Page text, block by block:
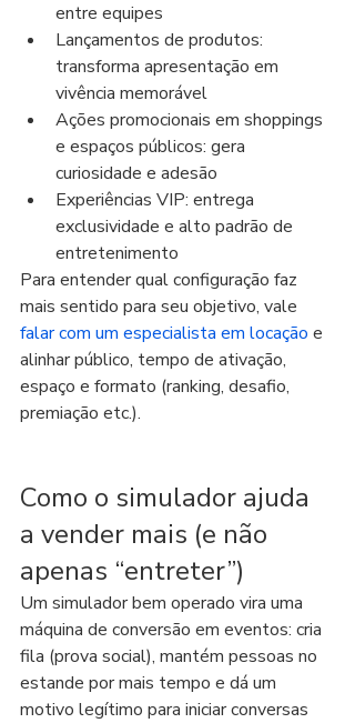
entre equipes
Lançamentos de produtos:
transforma apresentação em
vivência memorável
Ações promocionais em shoppings
e espaços públicos: gera
curiosidade e adesão
Experiências VIP: entrega
exclusividade e alto padrão de
entretenimento
Para entender qual configuração faz
mais sentido para seu objetivo, vale
falar com um especialista em locação e
alinhar público, tempo de ativação,
espaço e formato (ranking, desafio,
premiação etc.).
Como o simulador ajuda
a vender mais (e não
apenas “entreter”)
Um simulador bem operado vira uma
máquina de conversão em eventos: cria
fila (prova social), mantém pessoas no
estande por mais tempo e dá um
motivo legítimo para iniciar conversas